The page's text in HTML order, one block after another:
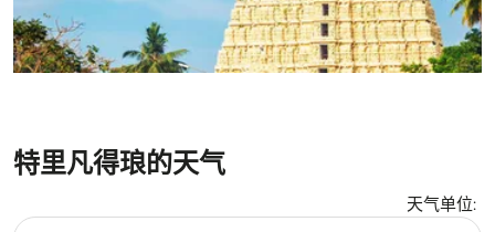
特里凡得琅的天气
天气单位: